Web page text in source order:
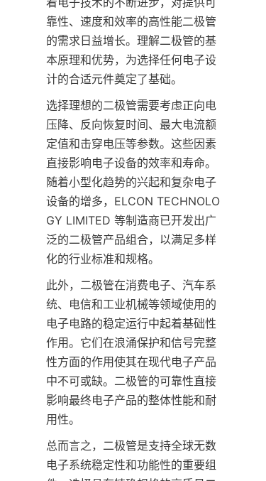
靠性、速度和效率的高性能二极管
的需求日益增长。理解二极管的基
本原理和优势，为选择任何电子设
计的合适元件奠定了基础。
选择理想的二极管需要考虑正向电
压降、反向恢复时间、最大电流额
定值和击穿电压等参数。这些因素
直接影响电子设备的效率和寿命。
随着小型化趋势的兴起和复杂电子
设备的增多，ELCON TECHNOLO
GY LIMITED 等制造商已开发出广
泛的二极管产品组合，以满足多样
此外，二极管在消费电子、汽车系
统、电信和工业机械等领域使用的
电子电路的稳定运行中起着基础性
作用。它们在浪涌保护和信号完整
性方面的作用使其在现代电子产品
中不可或缺。二极管的可靠性直接
影响最终电子产品的整体性能和耐
总而言之，二极管是支持全球无数
电子系统稳定性和功能性的重要组